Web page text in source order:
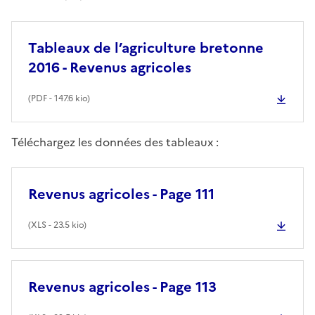
Tableaux de l’agriculture bretonne
2016 - Revenus agricoles
(PDF- 147.6 kio)
Téléchargez les données des tableaux :
Revenus agricoles - Page 111
(XLS - 23.5 kio)
Revenus agricoles - Page 113